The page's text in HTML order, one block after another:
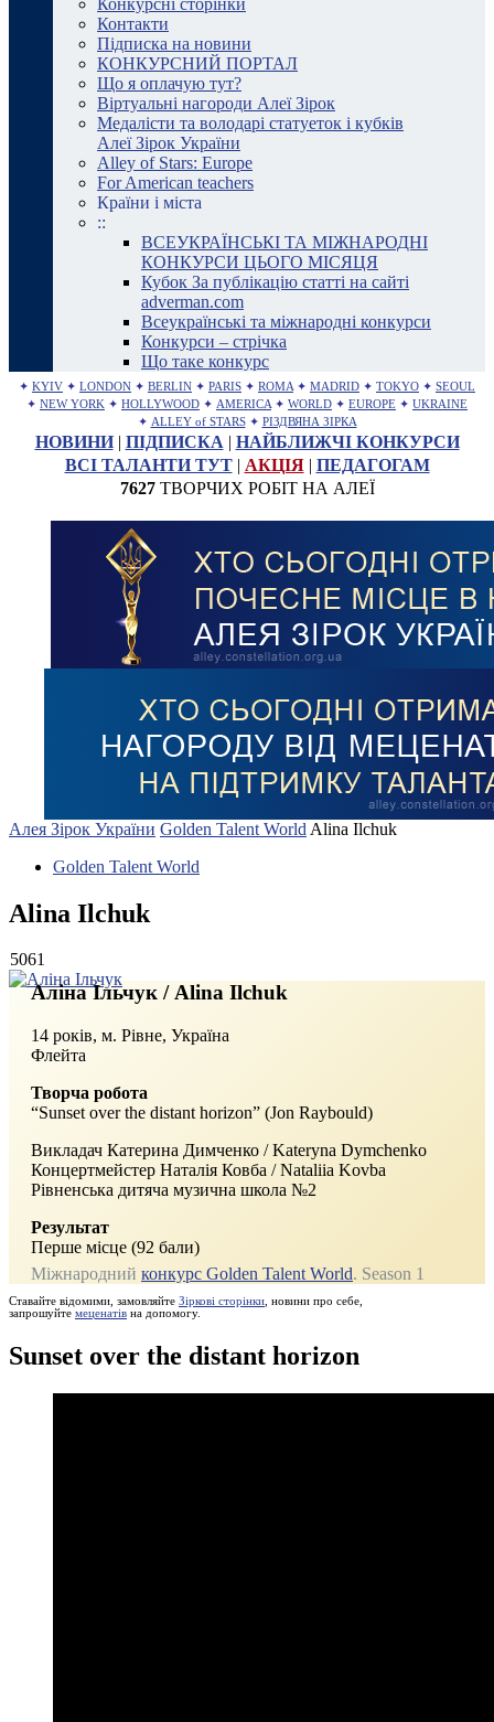
Конкурсні сторінки
Контакти
Підписка на новини
КОНКУРСНИЙ ПОРТАЛ
Що я оплачую тут?
Віртуальні нагороди Алеї Зірок
Медалісти та володарі статуеток і кубків
Алеї Зірок України
Alley of Stars: Europe
For American teachers
Країни і міста
::
ВСЕУКРАЇНСЬКІ ТА МІЖНАРОДНІ
КОНКУРСИ ЦЬОГО МІСЯЦЯ
Кубок За публікацію статті на сайті
adverman.com
Всеукраїнські та міжнародні конкурси
Конкурси – стрічка
Що таке конкурс
✦ KYIV ✦ LONDON ✦ BERLIN ✦ PARIS ✦ ROMA ✦ MADRID ✦ TOKYO ✦ SEOUL
✦ NEW YORK ✦ HOLLYWOOD ✦ AMERICA ✦ WORLD ✦ EUROPE ✦ UKRAINE
✦ ALLEY of STARS ✦ РІЗДВЯНА ЗІРКА
НОВИНИ| ПІДПИСКА | НАЙБЛИЖЧІ КОНКУРСИ
ВСІ ТАЛАНТИ ТУТ| АКЦІЯ| ПЕДАГОГАМ
7627ТВОРЧИХ РОБІТ НА АЛЕЇ
Алея Зірок України Golden Talent World Alina Ilchuk
Golden Talent World
Alina Ilchuk
5061
Аліна Ільчук / Alina Ilchuk
14 років, м. Рівне, Україна
Флейта
Творча робота
“Sunset over the distant horizon” (Jon Raybould)
Викладач Катерина Димченко / Kateryna Dymchenko
Концертмейстер Наталія Ковба / Nataliia Kovba
Рівненська дитяча музична школа №2
Результат
Перше місце (92 бали)
Міжнародний конкурс Golden Talent World. Season 1
Ставайте відомими, замовляйте Зіркові сторінки , новини про себе,
запрошуйте меценатів на допомогу.
Sunset over the distant horizon